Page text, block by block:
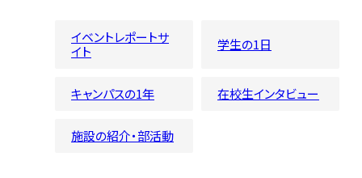
イベントレポートサ
イト
学生の1日
キャンパスの1年 在校生インタビュー
施設の紹介・部活動